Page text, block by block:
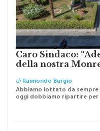
Caro Sindaco:
della nostra
diRaimondo Burgio
Abbiamo lottato da
oggi dobbiamo ripartire